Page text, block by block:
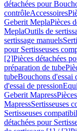
détachées pour
contrôleAccessoires
Geberit MeplaPièces
MeplaOutils de
sertissage manuels
pour Sertisseuses
[2]Pièces détachées
préparation de tube
tubeBouchons d'essai
d'essai de pression
Geberit Mapress
MapressSertisseuses
Sertisseuses
détachées pour